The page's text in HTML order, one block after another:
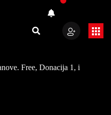
Free, Donacija 1, i